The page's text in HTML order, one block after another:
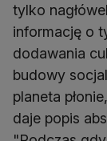
tylko
informację o
dodawania
budowy
planeta
daje popis